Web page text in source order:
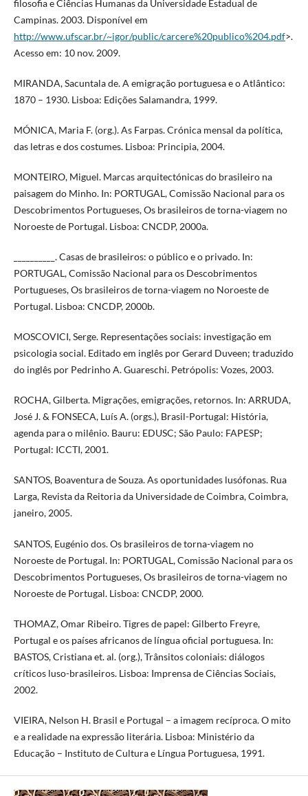
filosofia e Ciências Humanas da Universidade Estadual de
Campinas. 2003. Disponível em
http://www.ufscar.br/~igor/public/carcere%20publico%204.pdf>.
Acesso em: 10 nov. 2009.
MIRANDA, Sacuntala de. A emigração portuguesa e o Atlântico:
1870 – 1930. Lisboa: Edições Salamandra, 1999.
MÓNICA, Maria F. (org.). As Farpas. Crónica mensal da política,
das letras e dos costumes. Lisboa: Principia, 2004.
MONTEIRO, Miguel. Marcas arquitectónicas do brasileiro na
paisagem do Minho. In: PORTUGAL, Comissão Nacional para os
Descobrimentos Portugueses, Os brasileiros de torna-viagem no
Noroeste de Portugal. Lisboa: CNCDP, 2000a.
__________. Casas de brasileiros: o público e o privado. In:
PORTUGAL, Comissão Nacional para os Descobrimentos
Portugueses, Os brasileiros de torna-viagem no Noroeste de
Portugal. Lisboa: CNCDP, 2000b.
MOSCOVICI, Serge. Representações sociais: investigação em
psicologia social. Editado em inglês por Gerard Duveen; traduzido
do inglês por Pedrinho A. Guareschi. Petrópolis: Vozes, 2003.
ROCHA, Gilberta. Migrações, emigrações, retornos. In: ARRUDA,
José J. & FONSECA, Luís A. (orgs.), Brasil-Portugal: História,
agenda para o milênio. Bauru: EDUSC; São Paulo: FAPESP;
Portugal: ICCTI, 2001.
SANTOS, Boaventura de Souza. As oportunidades lusófonas. Rua
Larga, Revista da Reitoria da Universidade de Coimbra, Coimbra,
janeiro, 2005.
SANTOS, Eugénio dos. Os brasileiros de torna-viagem no
Noroeste de Portugal. In: PORTUGAL, Comissão Nacional para os
Descobrimentos Portugueses, Os brasileiros de torna-viagem no
Noroeste de Portugal. Lisboa: CNCDP, 2000.
THOMAZ, Omar Ribeiro. Tigres de papel: Gilberto Freyre,
Portugal e os países africanos de língua oficial portuguesa. In:
BASTOS, Cristiana et. al. (org.), Trânsitos coloniais: diálogos
críticos luso-brasileiros. Lisboa: Imprensa de Ciências Sociais,
2002.
VIEIRA, Nelson H. Brasil e Portugal – a imagem recíproca. O mito
e a realidade na expressão literária. Lisboa: Ministério da
Educação – Instituto de Cultura e Língua Portuguesa, 1991.